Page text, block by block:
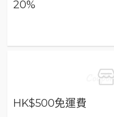
20%
HK$500免運費